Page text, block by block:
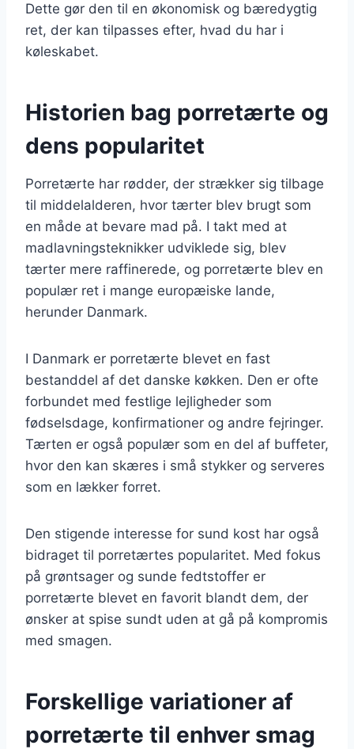
Dette gør den til en økonomisk og bæredygtig
ret, der kan tilpasses efter, hvad du har i
køleskabet.
Historien bag porretærte og
dens popularitet
Porretærte har rødder, der strækker sig tilbage
til middelalderen, hvor tærter blev brugt som
en måde at bevare mad på. I takt med at
madlavningsteknikker udviklede sig, blev
tærter mere raffinerede, og porretærte blev en
populær ret i mange europæiske lande,
herunder Danmark.
I Danmark er porretærte blevet en fast
bestanddel af det danske køkken. Den er ofte
forbundet med festlige lejligheder som
fødselsdage, konfirmationer og andre fejringer.
Tærten er også populær som en del af buffeter,
hvor den kan skæres i små stykker og serveres
som en lækker forret.
Den stigende interesse for sund kost har også
bidraget til porretærtes popularitet. Med fokus
på grøntsager og sunde fedtstoffer er
porretærte blevet en favorit blandt dem, der
ønsker at spise sundt uden at gå på kompromis
med smagen.
Forskellige variationer af
porretærte til enhver smag